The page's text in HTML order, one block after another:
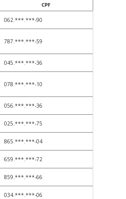
CPF
062.***.***-90
787.***.***-59
045.***.***-36
078.***.***-10
056.***.***-36
025.***.***-75
865.***.***-04
659.***.***-72
859.***.***-66
034.***.***-06